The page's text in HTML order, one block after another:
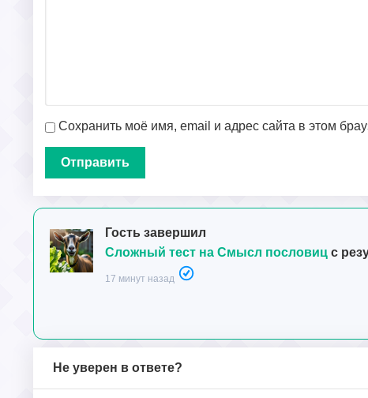
Сохранить моё имя, email и адрес сайта в этом
Гость завершил
Сложный тест на Смысл пословиц с
17 минут назад
Не уверен в ответе?